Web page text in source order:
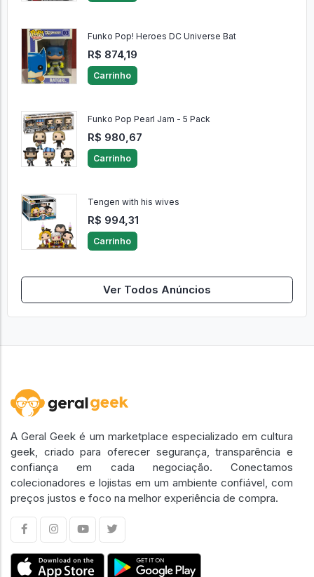
Funko Pop! Heroes DC Universe Bat
R$ 874,19
Carrinho
Funko Pop Pearl Jam - 5 Pack
R$ 980,67
Carrinho
Tengen with his wives
R$ 994,31
Carrinho
Ver Todos Anúncios
A Geral Geek é um marketplace especializado em cultura
geek, criado para oferecer segurança, transparência e
confiança em cada negociação. Conectamos
colecionadores e lojistas em um ambiente confiável, com
preços justos e foco na melhor experiência de compra.